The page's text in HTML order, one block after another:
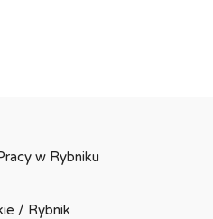
w Rybniku
/ Rybnik